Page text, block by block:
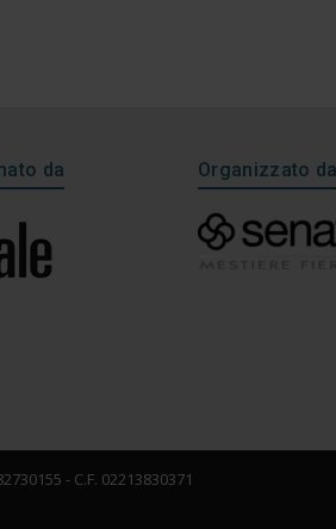
da Organizzato da
- C.F. 02213830371